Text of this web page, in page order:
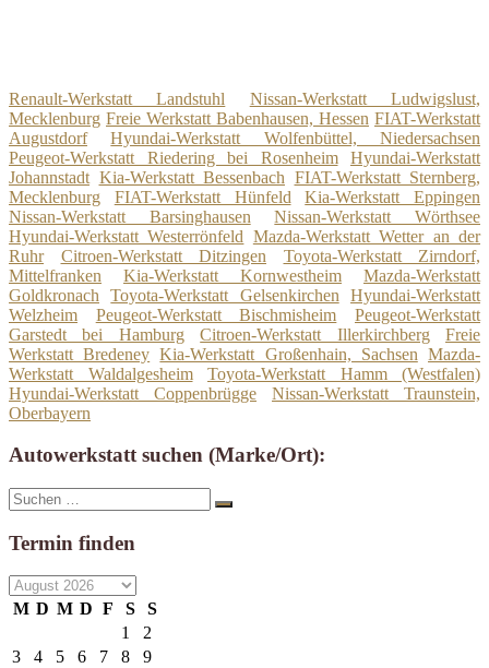
Renault-Werkstatt Landstuhl
Nissan-Werkstatt Ludwigslust,
Mecklenburg Freie Werkstatt Babenhausen, Hessen FIAT-Werkstatt
Augustdorf
Hyundai-Werkstatt Wolfenbüttel, Niedersachsen
Peugeot-Werkstatt Riedering bei Rosenheim
Hyundai-Werkstatt
Johannstadt Kia-Werkstatt Bessenbach FIAT-Werkstatt Sternberg,
Mecklenburg
FIAT-Werkstatt Hünfeld
Kia-Werkstatt Eppingen
Nissan-Werkstatt Barsinghausen
Nissan-Werkstatt Wörthsee
Hyundai-Werkstatt Westerrönfeld Mazda-Werkstatt Wetter an der
Ruhr
Citroen-Werkstatt Ditzingen
Toyota-Werkstatt Zirndorf,
Mittelfranken
Kia-Werkstatt Kornwestheim
Mazda-Werkstatt
Goldkronach
Toyota-Werkstatt Gelsenkirchen
Hyundai-Werkstatt
Welzheim
Peugeot-Werkstatt Bischmisheim
Peugeot-Werkstatt
Garstedt bei Hamburg
Citroen-Werkstatt Illerkirchberg
Freie
Werkstatt Bredeney Kia-Werkstatt Großenhain, Sachsen Mazda-
Werkstatt Waldalgesheim
Toyota-Werkstatt Hamm (Westfalen)
Hyundai-Werkstatt Coppenbrügge
Nissan-Werkstatt Traunstein,
Oberbayern
Autowerkstatt suchen (Marke/Ort):
Suche
nach:
Suchen
Termin finden
M D M D F S
S
1
2
3
4 5 6 7 8
9